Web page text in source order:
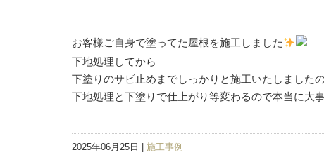
お客様ご自身で塗ってた屋根を施工しました
下地処理してから
下塗りのサビ止めまでしっかりと施工いたしました
下地処理と下塗りで仕上がり等変わるので本当に大
2025年06月25日 | 施工事例